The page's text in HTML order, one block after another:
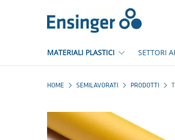
iniziale
MATERIALI PLASTICI SETTORI
HOME SEMILAVORATI PRODOTTI